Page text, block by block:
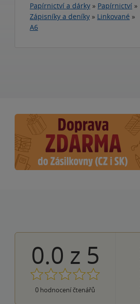
Papírnictví a dárky » Papírnictví »
Zápisníky a deníky » Linkované »
A6
0.0 z 5
0 hodnocení čtenářů